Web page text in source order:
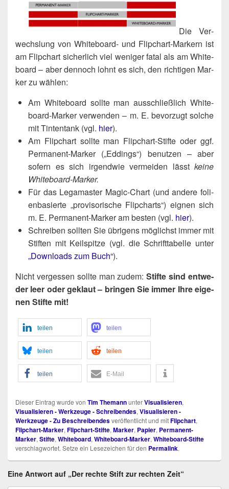
Die Ver­
wechs­lung von White­board- und Flip­chart-Mar­kern ist
am Flip­chart sicher­lich viel weni­ger fatal als am White­
board – aber den­noch lohnt es sich, den rich­ti­gen Mar­
ker zu wählen:
Am White­board soll­te man aus­schließ­lich White­
board-Mar­ker ver­wen­den – m. E. bevor­zugt sol­che
mit Tin­ten­tank (vgl. hier).
Am Flip­chart soll­te man Flip­chart-Stif­te oder ggf.
Per­ma­nent-Mar­ker („Eddings“) benut­zen – aber
sofern es sich irgend­wie ver­mei­den lässt kei­ne
Whiteboard-Marker.
Für das Legamas­ter Magic-Chart (und ande­re foli­
en­ba­sier­te „pro­vi­so­ri­sche Flip­charts“) eig­nen sich
m. E. Per­ma­nent-Mar­ker am bes­ten (vgl. hier).
Schrei­ben soll­ten Sie übri­gens mög­lichst immer mit
Stif­ten mit Keil­spit­ze (vgl. die Schrift­ta­bel­le unter
„Down­loads zum Buch“).
Nicht ver­ges­sen soll­te man zudem:Stif­te sind ent­we­
der leer oder geklaut – brin­gen Sie immer Ihre eige­
nen Stif­te mit!
tei­len tei­len
tei­len tei­len
tei­len E‑Mail
Dieser Eintrag wurde von Tim ThemannunterVisualisieren,
Visualisieren - Werkzeuge - Schreibendes,Visualisieren -
Werkzeuge - Zu Beschreibendesveröffentlicht und mitFlipchart,
Flipchart-Marker,Flipchart-Stifte,Marker, Papier, Permanent-
Marker,Stifte,Whiteboard,Whiteboard-Marker,Whiteboard-Stifte
verschlagwortet. Setze ein Lesezeichen für den Permalink.
Eine Antwort auf „Der rechte Stift zur rechten Zeit“